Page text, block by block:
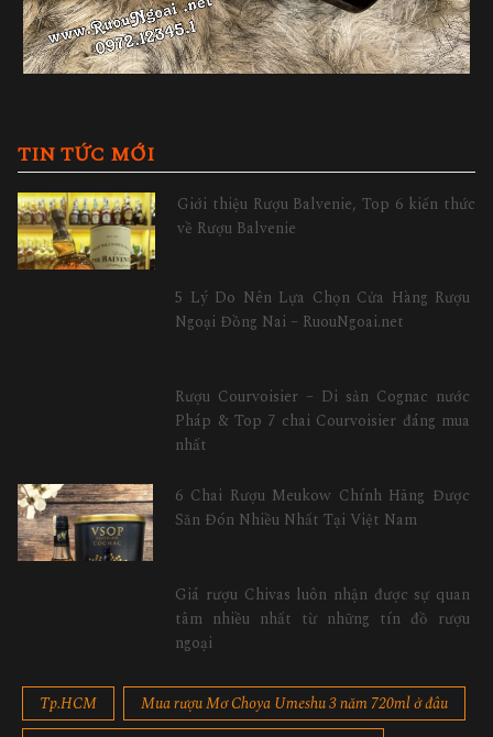
TIN TỨC MỚI
Giới thiệu Rượu Balvenie, Top 6 kiến thức
về Rượu Balvenie
5 Lý Do Nên Lựa Chọn Cửa Hàng Rượu
Ngoại Đồng Nai – RuouNgoai.net
Rượu Courvoisier – Di sản Cognac nước
Pháp & Top 7 chai Courvoisier đáng mua
nhất
6 Chai Rượu Meukow Chính Hãng Được
Săn Đón Nhiều Nhất Tại Việt Nam
Giá rượu Chivas luôn nhận được sự quan
tâm nhiều nhất từ những tín đồ rượu
ngoại
Tp.HCM
Mua rượu Mơ Choya Umeshu 3 năm 720ml ở đâu